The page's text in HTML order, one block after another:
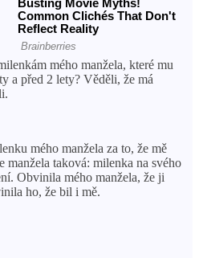
mého manžela, které mu
a před 2 lety? Věděli, že má
mého manžela za to, že mě
manžela taková: milenka na svého
Obvinila mého manžela, že ji
ho, že bil i mě.